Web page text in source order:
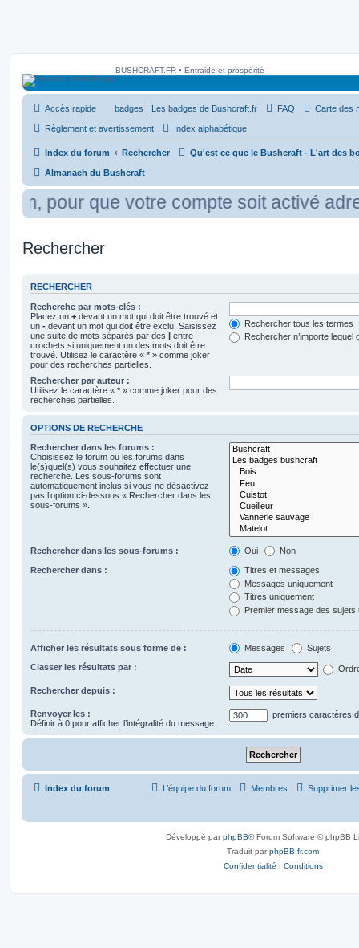
BUSHCRAFT.FR • Entraide et prospérité
Accès rapide badges Les badges de Bushcraft.fr FAQ Carte des
Règlement et avertissement Index alphabétique
Index du forum Rechercher Qu'est ce que le Bushcraft - L'art des
Almanach du Bushcraft
pour que votre compte soit activé
Rechercher
RECHERCHER
Recherche par mots-clés :
Placez un + devant un mot qui doit être trouvé et
un - devant un mot qui doit être exclu. Saisissez
une suite de mots séparés par des | entre
crochets si uniquement un des mots doit être
trouvé. Utilisez le caractère « * » comme joker
pour des recherches partielles.
Rechercher tous les termes
Rechercher n’importe lequel
Rechercher par auteur :
Utilisez le caractère « * » comme joker pour des
recherches partielles.
OPTIONS DE RECHERCHE
Rechercher dans les forums :
Choisissez le forum ou les forums dans
le(s)quel(s) vous souhaitez effectuer une
recherche. Les sous-forums sont
automatiquement inclus si vous ne désactivez
pas l’option ci-dessous « Rechercher dans les
sous-forums ».
Rechercher dans les sous-forums : Oui Non
Rechercher dans :
Titres et messages
Messages uniquement
Titres uniquement
Premier message des sujets
Afficher les résultats sous forme de : Messages Sujets
Classer les résultats par :
Rechercher depuis :
Renvoyer les :
Définir à 0 pour afficher l’intégralité du message.
premiers caractères
Index du forum Supprimer
Membres
L’équipe du forum
Développé parphpBB® Forum Software © phpBB
Traduit parphpBB-fr.com
Confidentialité | Conditions